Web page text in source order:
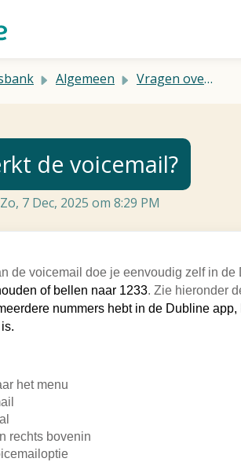
Algemeen Vragen over je account
de voicemail?
7 Dec, 2025 om 8:29 PM
de voicemail doe je eenvoudig zelf in
of bellen naar 1233. Zie hieronder
nummers hebt in de Dubline
het menu
rechts bovenin